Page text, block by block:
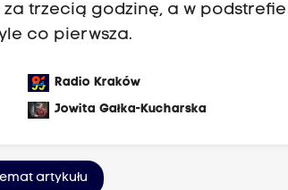
za trzecią godzinę, a w
co pierwsza.
Radio Kraków
Jowita Gałka-Kucharska
artykułu